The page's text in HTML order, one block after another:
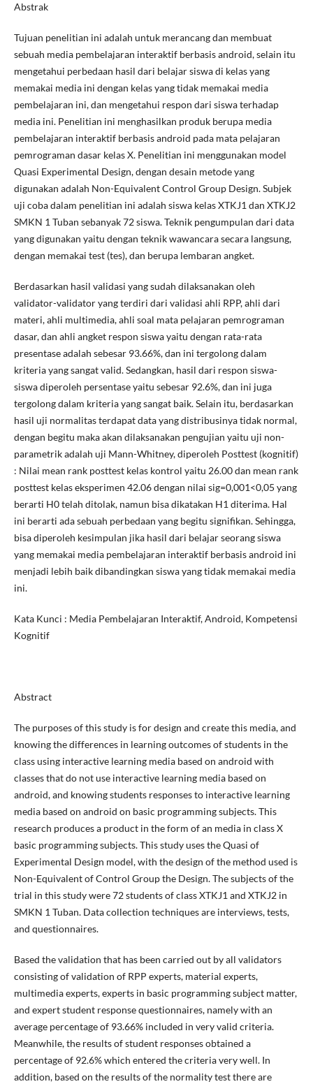
Abstrak
Tujuan penelitian ini adalah untuk merancang dan membuat
sebuah media pembelajaran interaktif berbasis android, selain itu
mengetahui perbedaan hasil dari belajar siswa di kelas yang
memakai media ini dengan kelas yang tidak memakai media
pembelajaran ini, dan mengetahui respon dari siswa terhadap
media ini. Penelitian ini menghasilkan produk berupa media
pembelajaran interaktif berbasis android pada mata pelajaran
pemrograman dasar kelas X. Penelitian ini menggunakan model
Quasi Experimental Design, dengan desain metode yang
digunakan adalah Non-Equivalent Control Group Design. Subjek
uji coba dalam penelitian ini adalah siswa kelas XTKJ1 dan XTKJ2
SMKN 1 Tuban sebanyak 72 siswa. Teknik pengumpulan dari data
yang digunakan yaitu dengan teknik wawancara secara langsung,
dengan memakai test (tes), dan berupa lembaran angket.
Berdasarkan hasil validasi yang sudah dilaksanakan oleh
validator-validator yang terdiri dari validasi ahli RPP, ahli dari
materi, ahli multimedia, ahli soal mata pelajaran pemrograman
dasar, dan ahli angket respon siswa yaitu dengan rata-rata
presentase adalah sebesar 93.66%, dan ini tergolong dalam
kriteria yang sangat valid. Sedangkan, hasil dari respon siswa-
siswa diperoleh persentase yaitu sebesar 92.6%, dan ini juga
tergolong dalam kriteria yang sangat baik. Selain itu, berdasarkan
hasil uji normalitas terdapat data yang distribusinya tidak normal,
dengan begitu maka akan dilaksanakan pengujian yaitu uji non-
parametrik adalah uji Mann-Whitney, diperoleh Posttest (kognitif)
: Nilai mean rank posttest kelas kontrol yaitu 26.00 dan mean rank
posttest kelas eksperimen 42.06 dengan nilai sig=0,001<0,05 yang
berarti H0 telah ditolak, namun bisa dikatakan H1 diterima. Hal
ini berarti ada sebuah perbedaan yang begitu signifikan. Sehingga,
bisa diperoleh kesimpulan jika hasil dari belajar seorang siswa
yang memakai media pembelajaran interaktif berbasis android ini
menjadi lebih baik dibandingkan siswa yang tidak memakai media
ini.
Kata Kunci : Media Pembelajaran Interaktif, Android, Kompetensi
Kognitif
Abstract
The purposes of this study is for design and create this media, and
knowing the differences in learning outcomes of students in the
class using interactive learning media based on android with
classes that do not use interactive learning media based on
android, and knowing students responses to interactive learning
media based on android on basic programming subjects. This
research produces a product in the form of an media in class X
basic programming subjects. This study uses the Quasi of
Experimental Design model, with the design of the method used is
Non-Equivalent of Control Group the Design. The subjects of the
trial in this study were 72 students of class XTKJ1 and XTKJ2 in
SMKN 1 Tuban. Data collection techniques are interviews, tests,
and questionnaires.
Based the validation that has been carried out by all validators
consisting of validation of RPP experts, material experts,
multimedia experts, experts in basic programming subject matter,
and expert student response questionnaires, namely with an
average percentage of 93.66% included in very valid criteria.
Meanwhile, the results of student responses obtained a
percentage of 92.6% which entered the criteria very well. In
addition, based on the results of the normality test there are